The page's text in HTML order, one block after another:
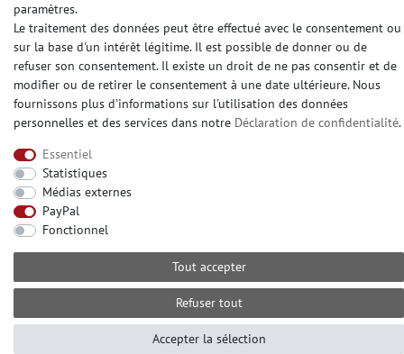
© Copyright 2026 | e-Delux GmbH
paramètres.
Le traitement des données peut être effectué avec le consentement ou
sur la base d'un intérêt légitime. Il est possible de donner ou de
refuser son consentement. Il existe un droit de ne pas consentir et de
modifier ou de retirer le consentement à une date ultérieure. Nous
fournissons plus d'informations sur l'utilisation des données
personnelles et des services dans notre Déclaration de confidentialité.
Essentiel
Statistiques
Médias externes
PayPal
Fonctionnel
Tout accepter
Refuser tout
Accepter la sélection